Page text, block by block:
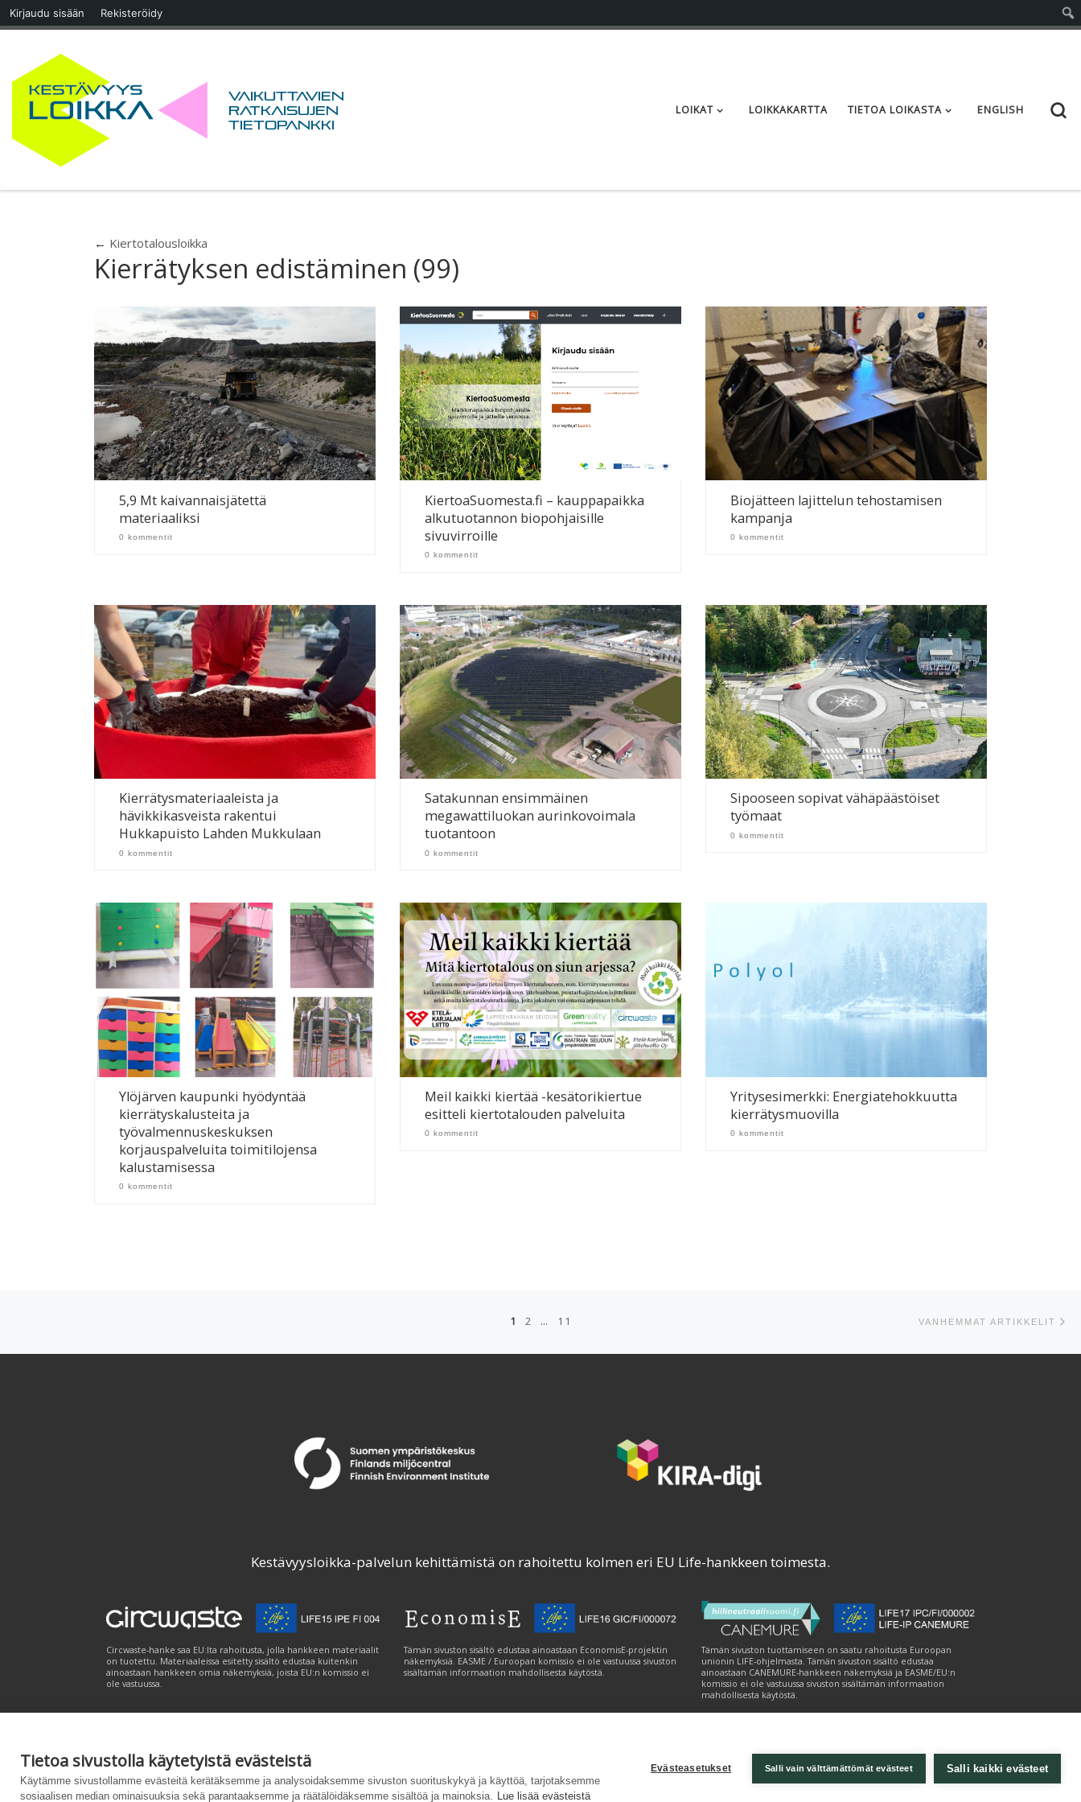
Tietoa sivustolla käytetyistä evästeistä
Käytämme sivustollamme evästeitä kerätäksemme ja analysoidaksemme sivuston suorituskykyä ja käyttöä, tarjotaksemme
sosiaalisen median ominaisuuksia sekä parantaaksemme ja räätälöidäksemme sisältöä ja mainoksia. Lue lisää evästeistä
Evästeasetukset Salli vain välttämättömät evästeet Salli kaikki evästeet
Kirjaudu sisään Rekisteröidy
Skip to content
Vaikuttavien
ratkaisujen
tietopankki
LOIKAT LOIKKAKARTTA TIETOA LOIKASTA ENGLISH
← Kiertotalousloikka
Kierrätyksen edistäminen (99)
5,9 Mt kaivannaisjätettä
materiaaliksi
0 kommentit
KiertoaSuomesta.fi – kauppapaikka
alkutuotannon biopohjaisille
sivuvirroille
0 kommentit
Biojätteen lajittelun tehostamisen
kampanja
0 kommentit
Kierrätysmateriaaleista ja
hävikkikasveista rakentui
Hukkapuisto Lahden Mukkulaan
0 kommentit
Satakunnan ensimmäinen
megawattiluokan aurinkovoimala
tuotantoon
0 kommentit
Sipooseen sopivat vähäpäästöiset
työmaat
0 kommentit
Ylöjärven kaupunki hyödyntää
kierrätyskalusteita ja
työvalmennuskeskuksen
korjauspalveluita toimitilojensa
kalustamisessa
0 kommentit
Meil kaikki kiertää -kesätorikiertue
esitteli kiertotalouden palveluita
0 kommentit
Yritysesimerkki: Energiatehokkuutta
kierrätysmuovilla
0 kommentit
1 2 … 11 VANHEMMAT ARTIKKELIT
Kestävyysloikka-palvelun kehittämistä on rahoitettu kolmen eri EU Life-hankkeen toimesta.
Circwaste-hanke saa EU:lta rahoitusta, jolla hankkeen materiaalit
on tuotettu. Materiaaleissa esitetty sisältö edustaa kuitenkin
ainoastaan hankkeen omia näkemyksiä, joista EU:n komissio ei
ole vastuussa.
Tämän sivuston sisältö edustaa ainoastaan EconomisE-projektin
näkemyksiä. EASME / Euroopan komissio ei ole vastuussa sivuston
sisältämän informaation mahdollisesta käytöstä.
Tämän sivuston tuottamiseen on saatu rahoitusta Euroopan
unionin LIFE-ohjelmasta. Tämän sivuston sisältö edustaa
ainoastaan CANEMURE-hankkeen näkemyksiä ja EASME/EU:n
komissio ei ole vastuussa sivuston sisältämän informaation
mahdollisesta käytöstä.
Palvelukuvaus| Tietosuojailmoitus|Saavutettavuusseloste|Evästeasetukset|Lähetä palautetta (syke.fi)
Powered by – SuunniteltuCustomizrilla